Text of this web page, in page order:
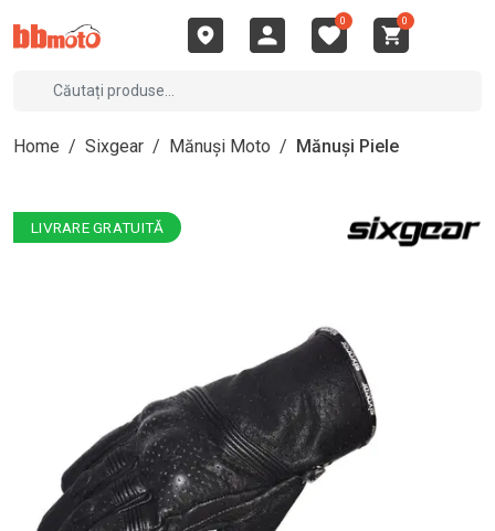
0 0
Home / Sixgear / Mănuși Moto / Mănuși Piele
LIVRARE GRATUITĂ